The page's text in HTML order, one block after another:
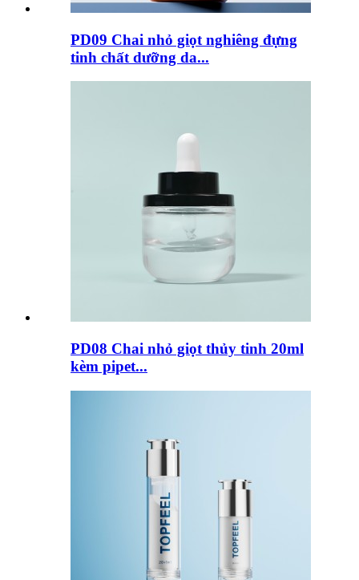
PD09 Chai nhỏ giọt nghiêng đựng
tinh chất dưỡng da...
PD08 Chai nhỏ giọt thủy tinh 20ml
kèm pipet...